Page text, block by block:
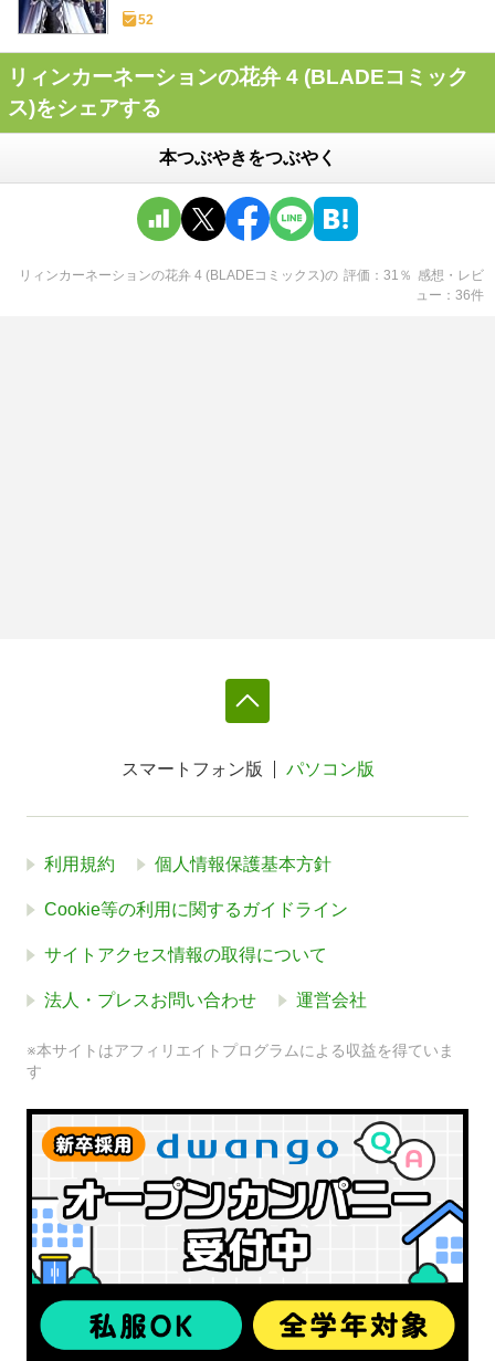
52
リィンカーネーションの花弁 4 (BLADEコミック
ス)をシェアする
本つぶやきをつぶやく
リィンカーネーションの花弁 4 (BLADEコミックス)の 評価 31 ％ 感想・レビ
ュー
36件
スマートフォン版 パソコン版
利用規約 個人情報保護基本方針
Cookie等の利用に関するガイドライン
サイトアクセス情報の取得について
法人・プレスお問い合わせ 運営会社
※本サイトはアフィリエイトプログラムによる収益を得ていま
す